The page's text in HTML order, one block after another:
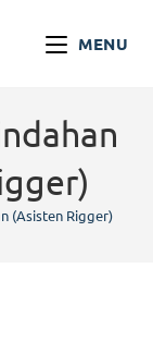
MENU
(Asisten Rigger)